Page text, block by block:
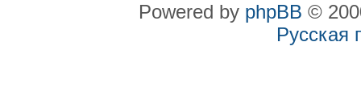
Powered by phpBB ©
Русская